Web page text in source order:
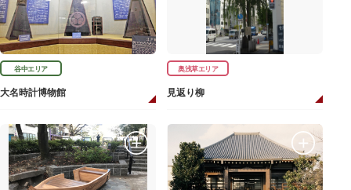
谷中エリア
大名時計博物館
奥浅草エリア
見返り柳